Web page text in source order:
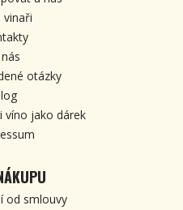
vinaři
otázky
víno jako dárek
od smlouvy